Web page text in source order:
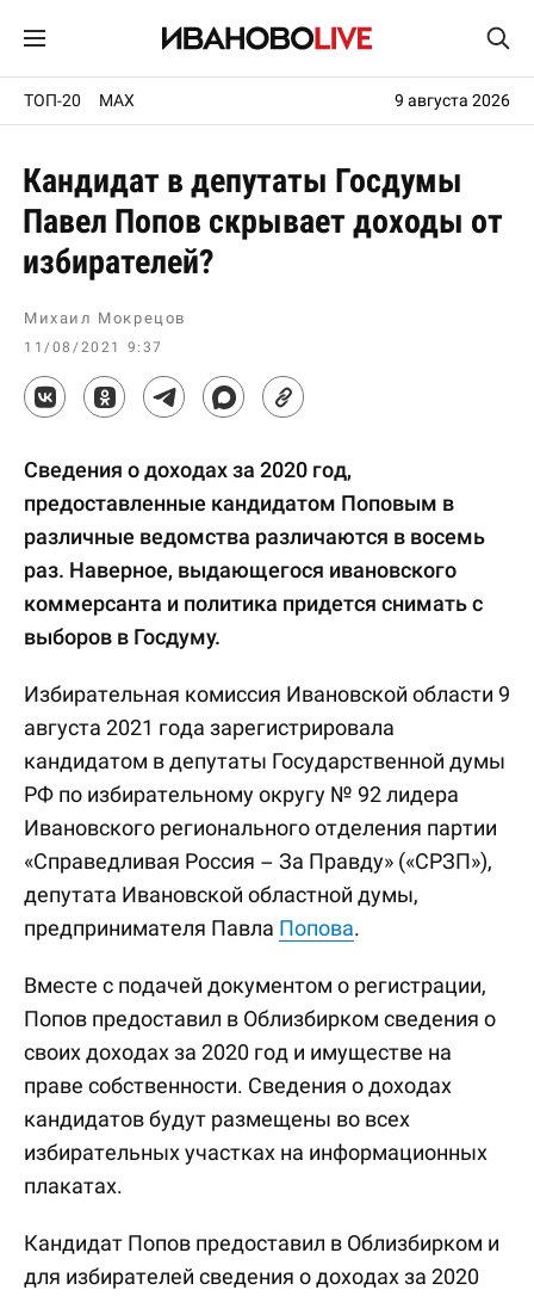
ТОП-20 MAX 9 августа 2026
Кандидат в депутаты Госдумы
Павел Попов скрывает доходы от
избирателей?
Михаил Мокрецов
11/08/2021 9:37
Сведения о доходах за 2020 год,
предоставленные кандидатом Поповым в
различные ведомства различаются в восемь
раз. Наверное, выдающегося ивановского
коммерсанта и политика придется снимать с
выборов в Госдуму.
Избирательная комиссия Ивановской области 9
августа 2021 года зарегистрировала
кандидатом в депутаты Государственной думы
РФ по избирательному округу № 92 лидера
Ивановского регионального отделения партии
«Справедливая Россия – За Правду» («СРЗП»),
депутата Ивановской областной думы,
предпринимателя Павла Попова.
Вместе с подачей документом о регистрации,
Попов предоставил в Облизбирком сведения о
своих доходах за 2020 год и имуществе на
праве собственности. Сведения о доходах
кандидатов будут размещены во всех
избирательных участках на информационных
плакатах.
Кандидат Попов предоставил в Облизбирком и
для избирателей сведения о доходах за 2020